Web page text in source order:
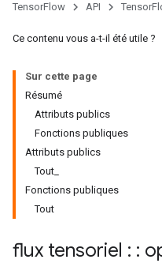
TensorFlow API
Ce contenu vous a-t-il été utile ?
Sur cette page
Résumé
Attributs publics
Fonctions publiques
Attributs publics
Tout_
Fonctions publiques
Tout
flux tensoriel : :